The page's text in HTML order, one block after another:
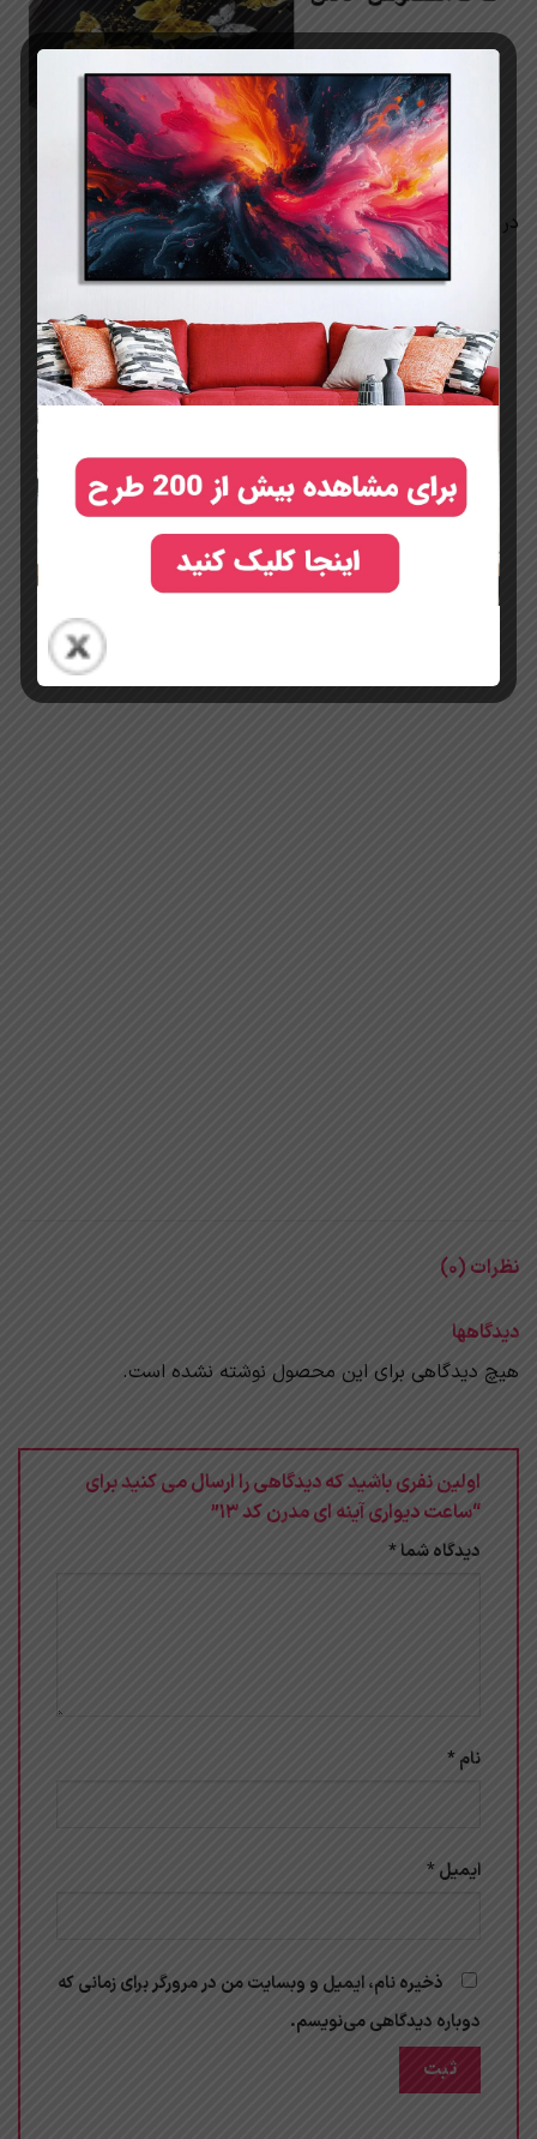
در نهایت قاب pvc دور شاسی گرفته میشود
نظرات (0)
دیدگاهها
هیچ دیدگاهی برای این محصول نوشته نشده است.
اولین نفری باشید که دیدگاهی را ارسال می کنید برای
“ساعت دیواری آینه ای مدرن کد 13”
دیدگاه شما*
نام*
ایمیل*
ذخیره نام، ایمیل و وبسایت من در مرورگر برای زمانی که
دوباره دیدگاهی می‌نویسم.